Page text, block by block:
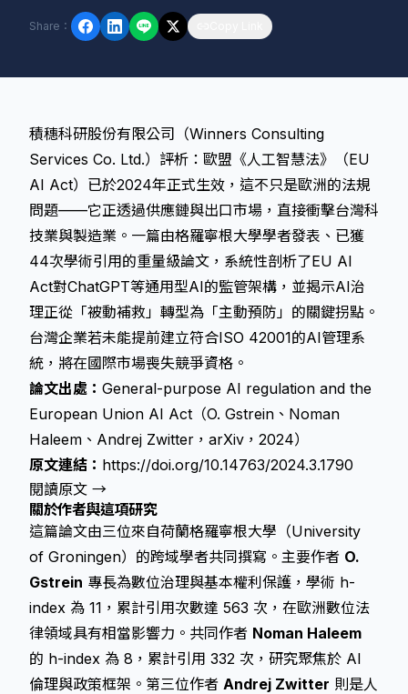
Share ：
積穗科研股份有限公司（Winners Consulting
Services Co. Ltd.）評析：歐盟《人工智慧法》（EU
AI Act）已於2024年正式生效，這不只是歐洲的法規
問題——它正透過供應鏈與出口市場，直接衝擊台灣科
技業與製造業。一篇由格羅寧根大學學者發表、已獲
44次學術引用的重量級論文，系統性剖析了EU AI
Act對ChatGPT等通用型AI的監管架構，並揭示AI治
理正從「被動補救」轉型為「主動預防」的關鍵拐點。
台灣企業若未能提前建立符合ISO 42001的AI管理系
統，將在國際市場喪失競爭資格。
論文出處： General-purpose AI regulation and the
European Union AI Act（O. Gstrein、Noman
Haleem、Andrej Zwitter，arXiv，2024）
原文連結： https://doi.org/10.14763/2024.3.1790
閱讀原文 →
關於作者與這項研究
這篇論文由三位來自荷蘭格羅寧根大學（University
of Groningen）的跨域學者共同撰寫。主要作者 O.
Gstrein 專長為數位治理與基本權利保護，學術 h-
index 為 11，累計引用次數達 563 次，在歐洲數位法
律領域具有相當影響力。共同作者 Noman Haleem
的 h-index 為 8，累計引用 332 次，研究聚焦於 AI
倫理與政策框架。第三位作者 Andrej Zwitter 則是人